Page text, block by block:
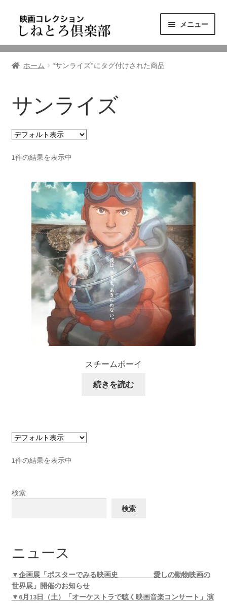
ゲ
シ
ン
へ
キ
プ
テ
ツ
ス
キ
プ
メニュー
ニュース
東三河の映画館
しねとろ倶楽部について
リンクの旅
ホーム “サンライズ”にタグ付けされた商品
サンライズ
1件の結果を表示中
スチームボーイ
続きを読む
1件の結果を表示中
検索
検索
ニュース
▼企画展「ポスターでみる映画史 愛しの動物映画の
世界展」開催のお知らせ
▼6月13日（土）「オーケストラで聴く映画音楽コンサート」演